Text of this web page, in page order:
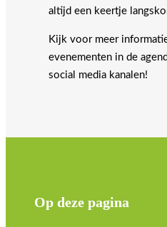
altijd een keertje
Kijk voor meer
evenementen in de
social media kanalen!
Op deze pagina